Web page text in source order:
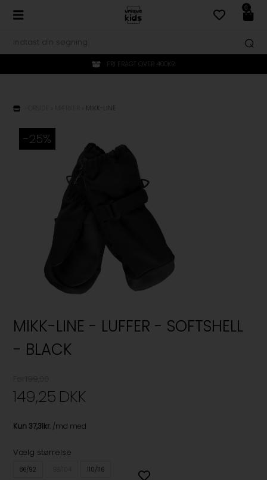
0
FRI FRAGT OVER 400KR.
MIKK-LINE
-25%
MIKK-LINE - LUFFER - SOFTSHELL
- BLACK
149,25 DKK
Vælg størrelse
86/92 110/116